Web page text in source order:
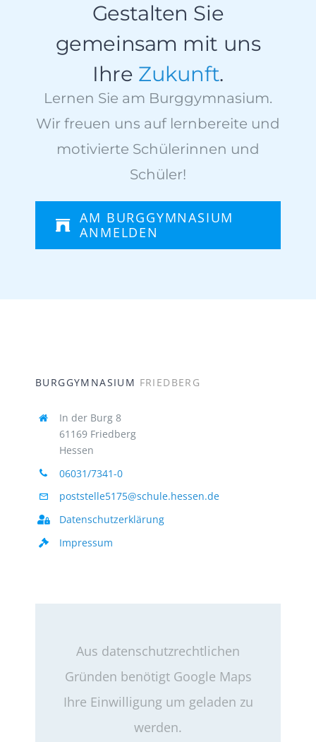
Gestalten Sie
gemeinsam mit uns
Ihre Zukunft.
Lernen Sie am Burggymnasium.
Wir freuen uns auf lernbereite und
motivierte Schülerinnen und
Schüler!
AM BURGGYMNASIUM
ANMELDEN
BURGGYMNASIUM FRIEDBERG
In der Burg 8
61169 Friedberg
Hessen
06031/7341-0
poststelle5175@schule.hessen.de
Datenschutzerklärung
Impressum
Aus datenschutzrechtlichen
Gründen benötigt Google Maps
Ihre Einwilligung um geladen zu
werden.